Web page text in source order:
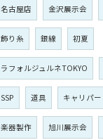
名古屋店 金沢展示会
飾り糸 銀線 初夏
ラフォルジュルネTOKYO
SSP 道具 キャリパー
楽器製作 旭川展示会